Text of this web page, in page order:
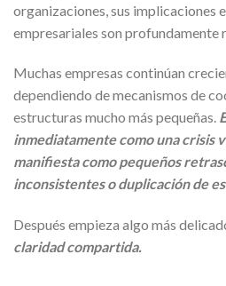
organizaciones, sus implicaciones
empresariales son profundamente
Muchas empresas continúan
dependiendo de mecanismos de
estructuras mucho más pequeñas.
inmediatamente como una crisis
manifiesta como pequeños
inconsistentes o duplicación de
Después empieza algo más
claridad compartida.